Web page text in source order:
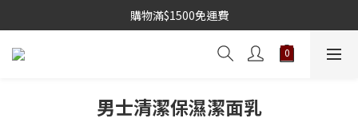
購物滿$1500免運費
男士清潔保濕潔面乳